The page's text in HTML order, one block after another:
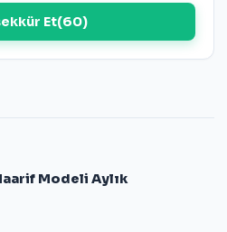
Et(60)
Modeli Aylık